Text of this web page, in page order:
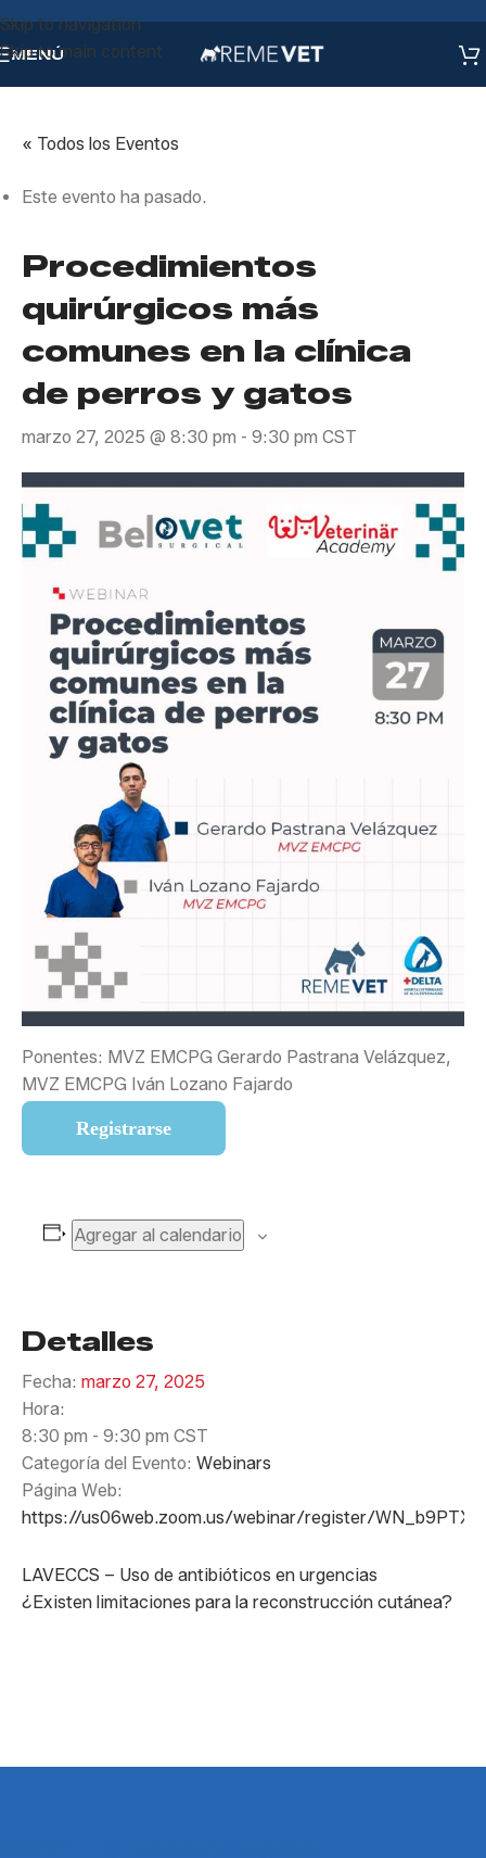
Skip to navigation
Skip to main content
MENÚ
« Todos los Eventos
Este evento ha pasado.
Procedimientos
quirúrgicos más
comunes en la clínica
de perros y gatos
marzo 27, 2025 @ 8:30 pm - 9:30 pm CST
Ponentes: MVZ EMCPG Gerardo Pastrana Velázquez,
MVZ EMCPG Iván Lozano Fajardo
Registrarse
Agregar al calendario
Detalles
Fecha: marzo 27, 2025
Hora:
8:30 pm - 9:30 pm CST
Categoría del Evento: Webinars
Página Web:
https://us06web.zoom.us/webinar/register/
LAVECCS – Uso de antibióticos en urgencias
¿Existen limitaciones para la reconstrucción cutánea?